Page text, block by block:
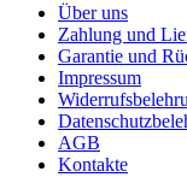
Über uns
Zahlung und
Garantie und
Impressum
AGB
Kontakte